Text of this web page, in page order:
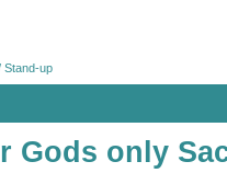
Stand-up
Gods only